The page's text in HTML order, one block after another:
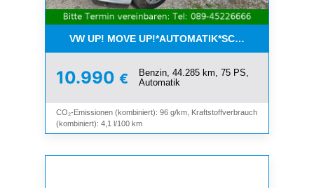
VW UP! MOVE
10.990 €
Benzin, 44.285 km, 75 PS,
Automatik
CO₂-Emissionen (kombiniert): 96 g/km, Kraftstoffverbrauch
(kombiniert): 4,1 l/100 km